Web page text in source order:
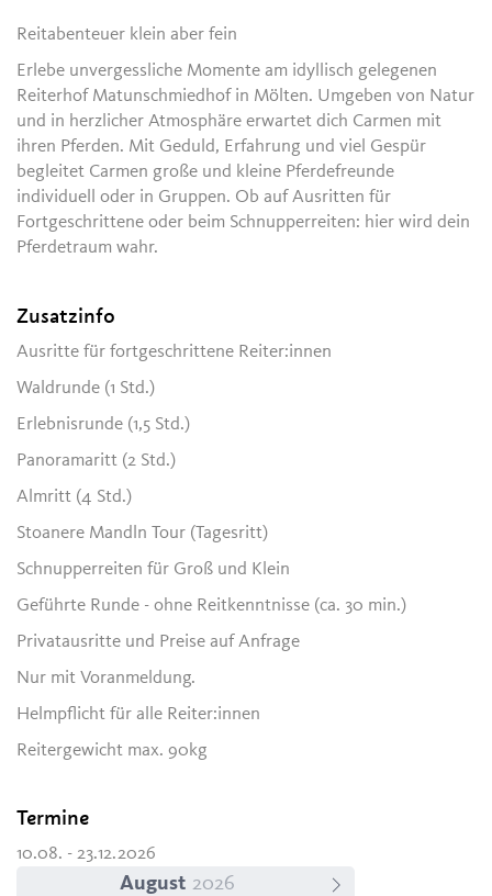
Reitabenteuer klein aber fein
Erlebe unvergessliche Momente am idyllisch gelegenen
Reiterhof Matunschmiedhof in Mölten. Umgeben von Natur
und in herzlicher Atmosphäre erwartet dich Carmen mit
ihren Pferden. Mit Geduld, Erfahrung und viel Gespür
begleitet Carmen große und kleine Pferdefreunde
individuell oder in Gruppen. Ob auf Ausritten für
Fortgeschrittene oder beim Schnupperreiten: hier wird dein
Pferdetraum wahr.
Zusatzinfo
Ausritte für fortgeschrittene Reiter:innen
Waldrunde (1 Std.)
Erlebnisrunde (1,5 Std.)
Panoramaritt (2 Std.)
Almritt (4 Std.)
Stoanere Mandln Tour (Tagesritt)
Schnupperreiten für Groß und Klein
Geführte Runde - ohne Reitkenntnisse (ca. 30 min.)
Privatausritte und Preise auf Anfrage
Nur mit Voranmeldung.
Helmpflicht für alle Reiter:innen
Reitergewicht max. 90kg
Termine
10.08. - 23.12.2026
August